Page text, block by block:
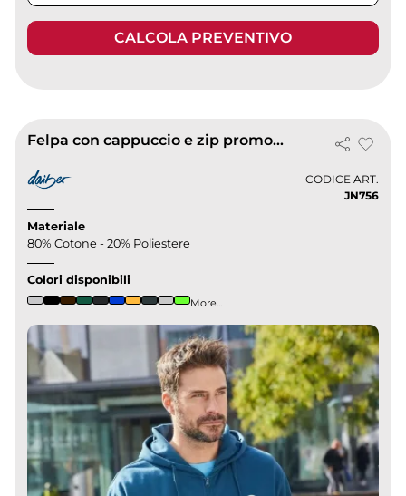
CALCOLA PREVENTIVO
Felpa con cappuccio e zip promozionale da uomo sportiva
CODICE ART.
JN756
Materiale
80% Cotone - 20% Poliestere
Colori disponibili
More...